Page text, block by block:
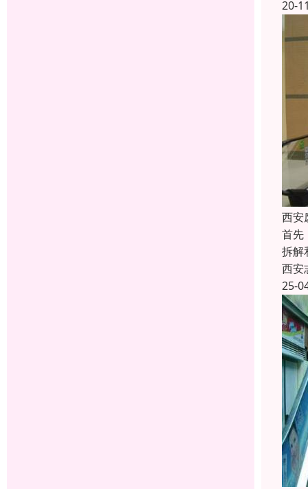
20-
西安
首先
拆解
西安
25-